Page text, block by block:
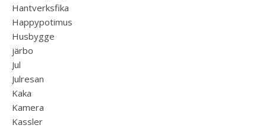
Hantverksfika
Happypotimus
Husbygge
järbo
Jul
Julresan
Kaka
Kamera
Kassler